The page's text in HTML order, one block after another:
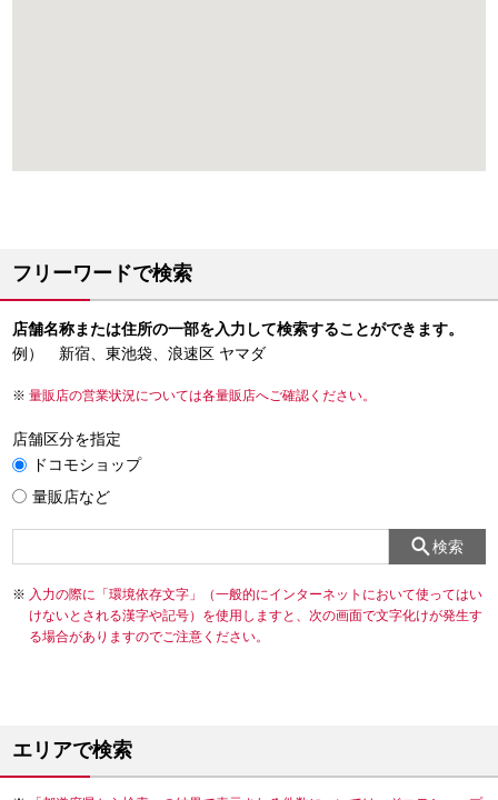
フリーワードで検索
店舗名称または住所の一部を入力して検索することができます。
例） 新宿、東池袋、浪速区 ヤマダ
量販店の営業状況については各量販店へご確認ください。
店舗区分を指定
ドコモショップ
量販店など
検索
入力の際に「環境依存文字」（一般的にインターネットにおいて使ってはい
けないとされる漢字や記号）を使用しますと、次の画面で文字化けが発生す
る場合がありますのでご注意ください。
エリアで検索